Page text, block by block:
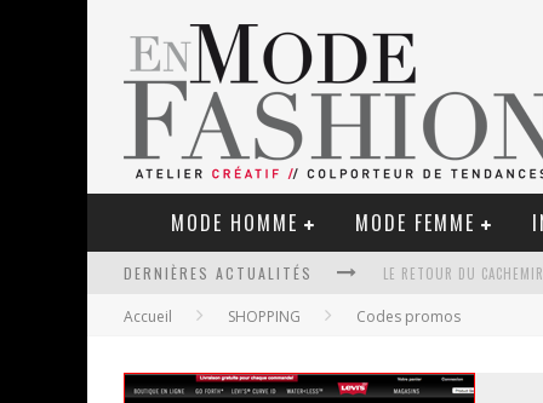
MODE HOMME MODE FEMME
DERNIÈRES ACTUALITÉS LE RETOUR DU
Accueil SHOPPING Codes promos